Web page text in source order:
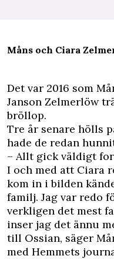
Måns och Ciara
Det var 2016 som
Janson Zelmerlöw
bröllop.
Tre år senare hölls
hade de redan
– Allt gick väldigt
I och med att Ciara
kom in i bilden
familj. Jag var redo
verkligen det mest
inser jag det ännu
till Ossian, säger
med Hemmets